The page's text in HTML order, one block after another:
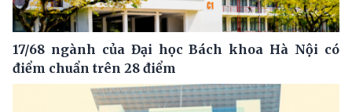
17/68 ngành của Đại học Bách khoa Hà Nội có
điểm chuẩn trên 28 điểm